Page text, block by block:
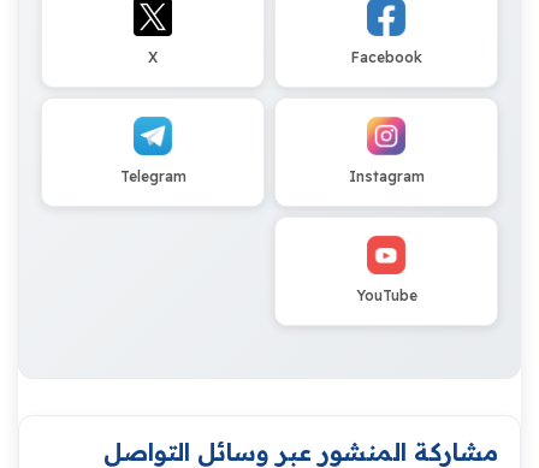
Facebook
X
Instagram
Telegram
YouTube
مشاركة المنشور عبر وسائل التواصل